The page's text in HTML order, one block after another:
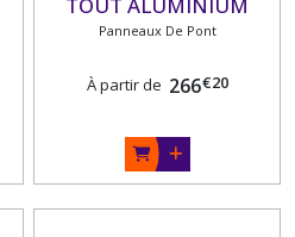
PLASTIMO
Panneaux De Pont
À partir de 266€20